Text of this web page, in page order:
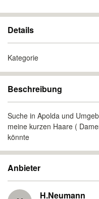
Details
Kategorie
Beschreibung
Suche in Apolda und
meine kurzen Haare (
könnte
Anbieter
H.Neumann